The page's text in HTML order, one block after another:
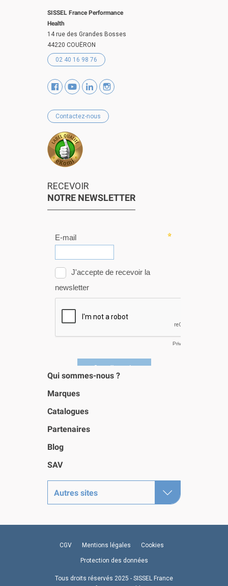
SISSEL France Performance
Health
14 rue des Grandes Bosses
44220 COUËRON
02 40 16 98 76
Contactez-nous
RECEVOIR
NOTRE NEWSLETTER
Qui sommes-nous ?
Marques
Catalogues
Partenaires
Blog
SAV
Autres sites
CGV Mentions légales Cookies
Protection des données
Tous droits réservés 2025 - SISSEL France